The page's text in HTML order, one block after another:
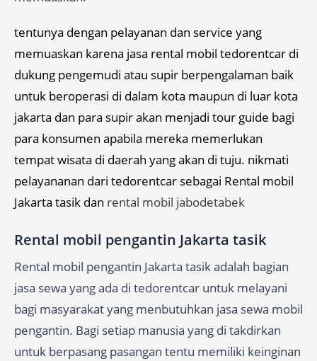
tentunya dengan pelayanan dan service yang
memuaskan karena jasa rental mobil tedorentcar di
dukung pengemudi atau supir berpengalaman baik
untuk beroperasi di dalam kota maupun di luar kota
jakarta dan para supir akan menjadi tour guide bagi
para konsumen apabila mereka memerlukan
tempat wisata di daerah yang akan di tuju. nikmati
pelayananan dari tedorentcar sebagai Rental mobil
Jakarta tasik dan rental mobil jabodetabek
Rental mobil pengantin​ Jakarta tasik
Rental mobil pengantin Jakarta tasik adalah bagian
jasa sewa yang ada di tedorentcar untuk melayani
bagi masyarakat yang menbutuhkan jasa sewa mobil
pengantin. Bagi setiap manusia yang di takdirkan
untuk berpasang pasangan tentu memiliki keinginan